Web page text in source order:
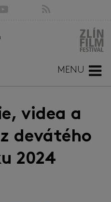
MENU
videa a
devátého
2024